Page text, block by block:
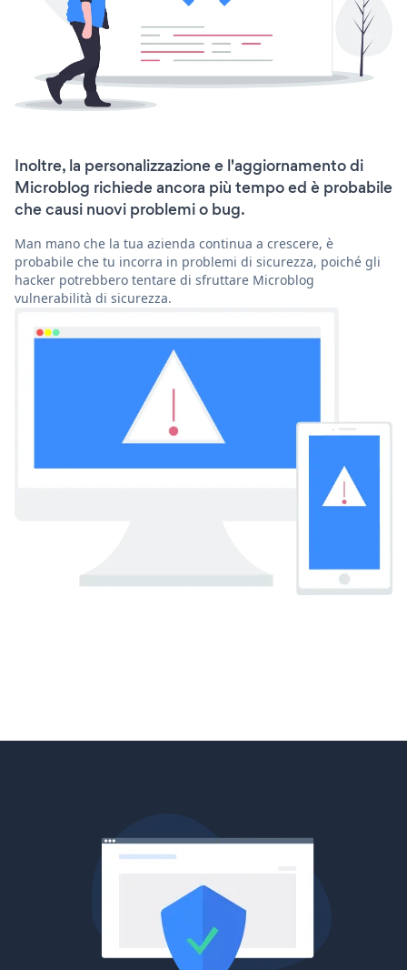
Inoltre, la personalizzazione e l'aggiornamento di
Microblog richiede ancora più tempo ed è probabile
che causi nuovi problemi o bug.
Man mano che la tua azienda continua a crescere, è
probabile che tu incorra in problemi di sicurezza, poiché gli
hacker potrebbero tentare di sfruttare Microblog
vulnerabilità di sicurezza.